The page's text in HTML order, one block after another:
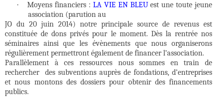
· Moyens financiers : LA VIE EN BLEUest une toute jeune
association (parution au
JO du 20 juin 2014) notre principale source de revenus est
constituée de dons privés pour le moment. Dès la rentrée nos
séminaires ainsi que les évènements que nous organiserons
régulièrement permettront également de financer l’association.
Parallèlement à ces ressources nous sommes en train de
rechercher
des subventions auprès de fondations, d’entreprises
et nous montons des dossiers pour obtenir des financements
publics.